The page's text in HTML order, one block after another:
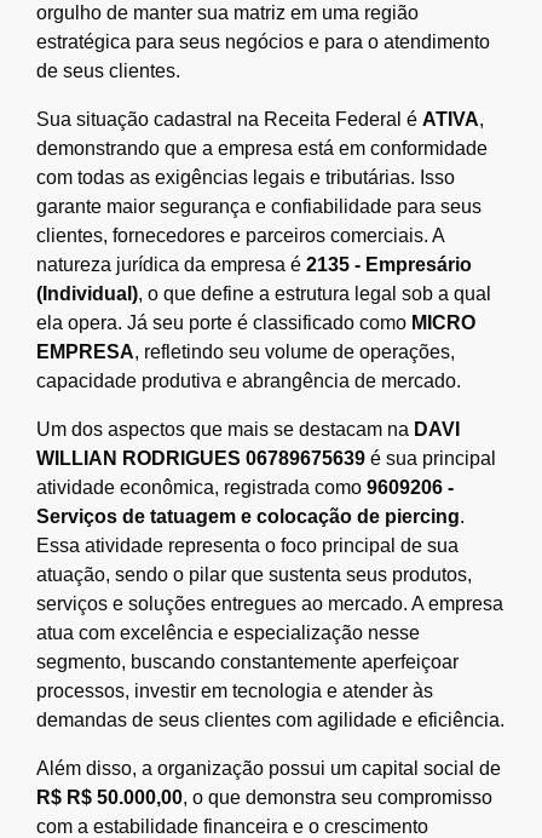
orgulho de manter sua matriz em uma região
estratégica para seus negócios e para o atendimento
de seus clientes.
Sua situação cadastral na Receita Federal é ATIVA,
demonstrando que a empresa está em conformidade
com todas as exigências legais e tributárias. Isso
garante maior segurança e confiabilidade para seus
clientes, fornecedores e parceiros comerciais. A
natureza jurídica da empresa é 2135 - Empresário
(Individual), o que define a estrutura legal sob a qual
ela opera. Já seu porte é classificado como MICRO
EMPRESA, refletindo seu volume de operações,
capacidade produtiva e abrangência de mercado.
Um dos aspectos que mais se destacam na DAVI
WILLIAN RODRIGUES 06789675639 é sua principal
atividade econômica, registrada como 9609206 -
Serviços de tatuagem e colocação de piercing.
Essa atividade representa o foco principal de sua
atuação, sendo o pilar que sustenta seus produtos,
serviços e soluções entregues ao mercado. A empresa
atua com excelência e especialização nesse
segmento, buscando constantemente aperfeiçoar
processos, investir em tecnologia e atender às
demandas de seus clientes com agilidade e eficiência.
Além disso, a organização possui um capital social de
R$ R$ 50.000,00, o que demonstra seu compromisso
com a estabilidade financeira e o crescimento